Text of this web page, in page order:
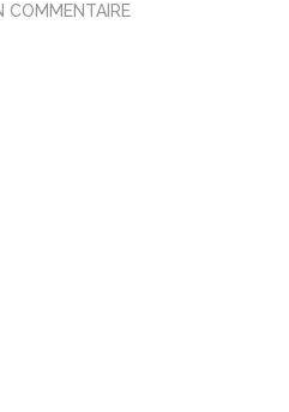
COMMENTAIRE